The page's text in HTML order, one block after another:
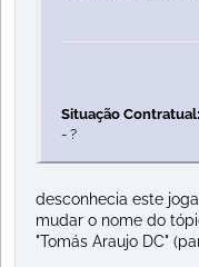
Situação Contratual:
- ?
desconhecia este
mudar o nome do
"Tomás Araujo DC"